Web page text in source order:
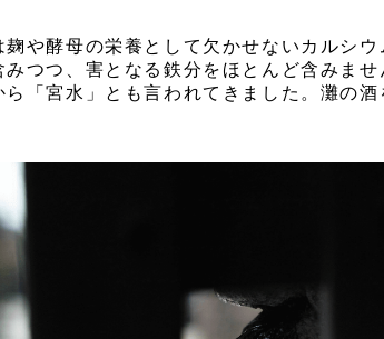
麹や酵母の栄養として欠かせないカルシ
みつつ、害となる鉄分をほとんど含みま
ら「宮水」とも言われてきました。灘の